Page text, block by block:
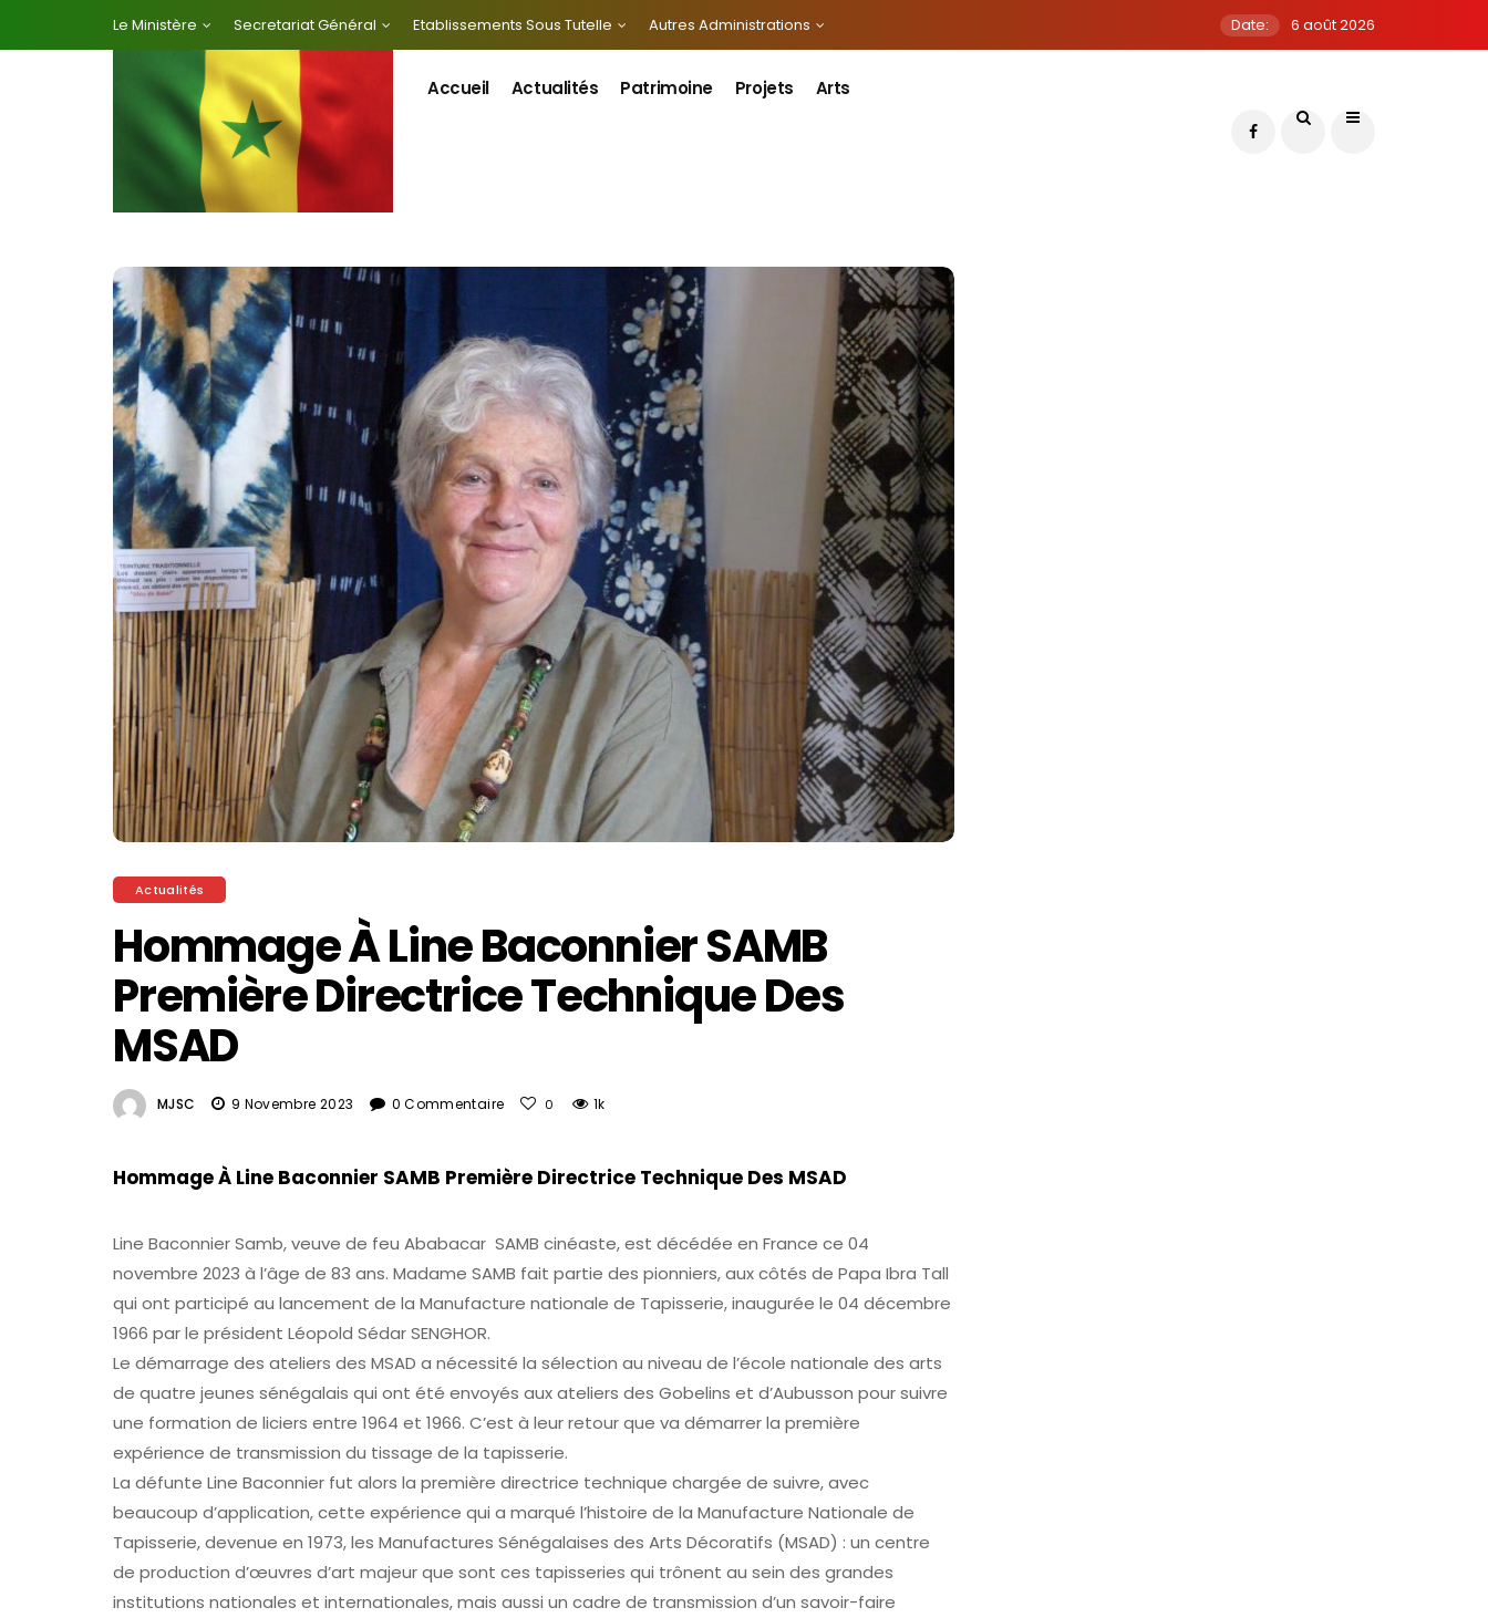
Le Ministère Secretariat Général Etablissements Sous Tutelle Autres Administrations Date: 6 août 2026
Accueil Actualités Patrimoine Projets Arts
Actualités
Hommage À Line Baconnier SAMB
Première Directrice Technique Des
MSAD
MJSC 9 Novembre 2023 0 Commentaire 0 1k
Hommage À Line Baconnier SAMB Première Directrice Technique Des MSAD
Line Baconnier Samb, veuve de feu Ababacar SAMB cinéaste, est décédée en France ce 04
novembre 2023 à l’âge de 83 ans. Madame SAMB fait partie des pionniers, aux côtés de Papa Ibra Tall
qui ont participé au lancement de la Manufacture nationale de Tapisserie, inaugurée le 04 décembre
1966 par le président Léopold Sédar SENGHOR.
Le démarrage des ateliers des MSAD a nécessité la sélection au niveau de l’école nationale des arts
de quatre jeunes sénégalais qui ont été envoyés aux ateliers des Gobelins et d’Aubusson pour suivre
une formation de liciers entre 1964 et 1966. C’est à leur retour que va démarrer la première
expérience de transmission du tissage de la tapisserie.
La défunte Line Baconnier fut alors la première directrice technique chargée de suivre, avec
beaucoup d’application, cette expérience qui a marqué l’histoire de la Manufacture Nationale de
Tapisserie, devenue en 1973, les Manufactures Sénégalaises des Arts Décoratifs (MSAD) : un centre
de production d’œuvres d’art majeur que sont ces tapisseries qui trônent au sein des grandes
institutions nationales et internationales, mais aussi un cadre de transmission d’un savoir-faire